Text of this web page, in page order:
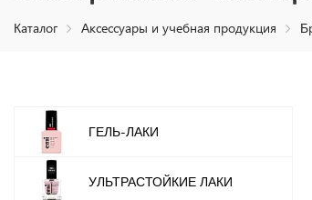
Каталог Аксессуары и учебная продукция
ГЕЛЬ-ЛАКИ
УЛЬТРАСТОЙКИЕ ЛАКИ